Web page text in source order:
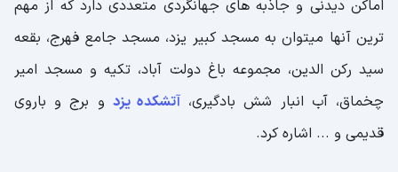
اماکن دیدنی و جاذبه های جهانگردی متعددی دارد که از مهم
ترین آنها میتوان به مسجد کبیر یزد، مسجد جامع فهرج، بقعه
سید رکن الدین، مجموعه باغ دولت آباد، تکیه و مسجد امیر
چخماق، آب انبار شش بادگیری، آتشکده یزد و برج و باروی
قدیمی و ... اشاره کرد.